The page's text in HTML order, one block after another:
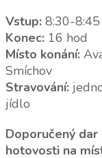
Vstup: 8:30-8:45
Konec: 16 hod
Místo konání:
Smíchov
Stravování:
jídlo
Doporučený dar
hotovosti na